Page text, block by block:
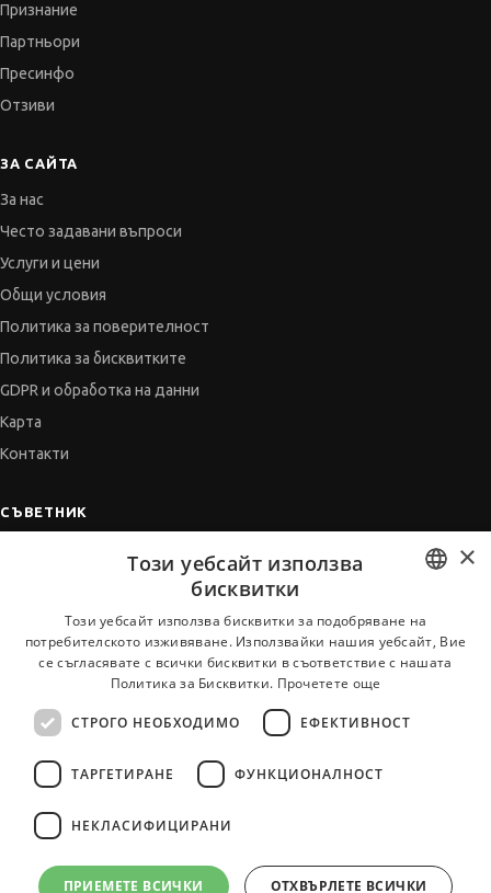
Признание
Партньори
Пресинфо
Отзиви
ЗА САЙТА
За нас
Често задавани въпроси
Услуги и цени
Общи условия
Политика за поверителност
Политика за бисквитките
GDPR и обработка на данни
Карта
Контакти
СЪВЕТНИК
Когато получим оферта
Vihra AI
За новодошли
Всички услуги на JobTiger
BULGARIAN
ENGLISH
×
Този уебсайт използва
бисквитки
Този уебсайт използва бисквитки за подобряване на
потребителското изживяване. Използвайки нашия уебсайт, Вие
се съгласявате с всички бисквитки в съответствие с нашата
Политика за Бисквитки. Прочетете още
СТРОГО НЕОБХОДИМО ЕФЕКТИВНОСТ
ТАРГЕТИРАНЕ ФУНКЦИОНАЛНОСТ
НЕКЛАСИФИЦИРАНИ
ПРИЕМЕТЕ ВСИЧКИ ОТХВЪРЛЕТЕ ВСИЧКИ